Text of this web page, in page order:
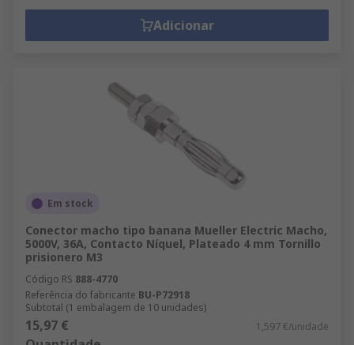
Adicionar
Em stock
Conector macho tipo banana Mueller Electric Macho,
5000V, 36A, Contacto Níquel, Plateado 4 mm Tornillo
prisionero M3
Código RS 888-4770
Referência do fabricante BU-P72918
Subtotal (1 embalagem de 10 unidades)
15,97 € 1,597 €/unidade